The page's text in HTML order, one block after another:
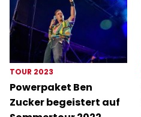
TOUR 2023
Powerpaket Ben
Zucker begeistert auf